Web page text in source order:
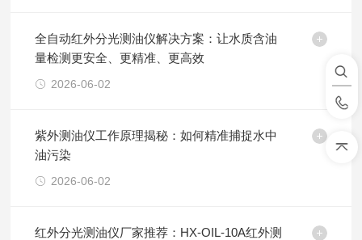
全自动红外分光测油仪解决方案：让水质含油
量检测更安全、更精准、更高效
2026-06-02
紫外测油仪工作原理揭秘：如何精准捕捉水中
油污染
2026-06-02
红外分光测油仪厂家推荐：HX-OIL-10A红外测